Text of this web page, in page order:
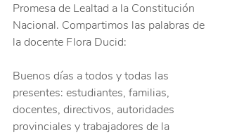
Promesa de Lealtad a la Constitución
Nacional. Compartimos las palabras de
la docente Flora Ducid:
Buenos días a todos y todas las
presentes: estudiantes, familias,
docentes, directivos, autoridades
provinciales y trabajadores de la